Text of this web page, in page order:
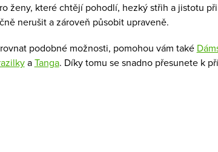
ženy, které chtějí pohodlí, hezký střih a jistotu
nerušit a zároveň působit upraveně.
podobné možnosti, pomohou vám také
aTanga. Díky tomu se snadno přesunete k